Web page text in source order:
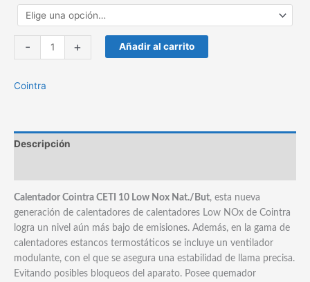
-
Calentador
Cointra
10
Nat./But.
cantidad
+ Añadir al carrito
Cointra
Descripción
Calentador Cointra CETI 10 Low Nox Nat./But, esta nueva
generación de calentadores de calentadores Low NOx de Cointra
logra un nivel aún más bajo de emisiones. Además, en la gama de
calentadores estancos termostáticos se incluye un ventilador
modulante, con el que se asegura una estabilidad de llama precisa.
Evitando posibles bloqueos del aparato. Posee quemador